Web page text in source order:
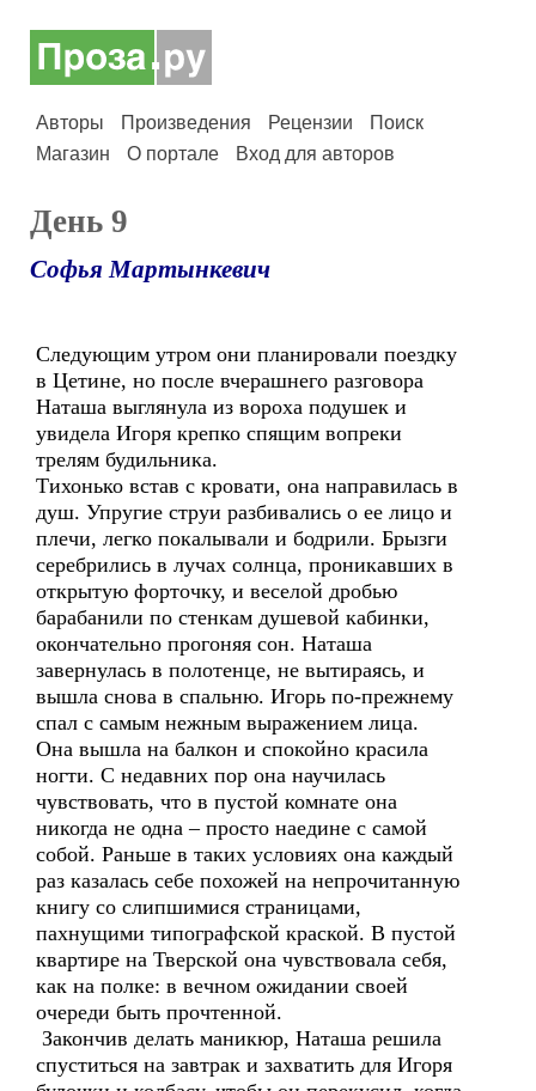
Авторы Произведения Рецензии
Поиск
Магазин
О портале Вход для авторов
День 9
Софья Мартынкевич
Следующим утром они планировали поездку
в Цетине, но после вчерашнего разговора
Наташа выглянула из вороха подушек и
увидела Игоря крепко спящим вопреки
трелям будильника.
Тихонько встав с кровати, она направилась в
душ. Упругие струи разбивались о ее лицо и
плечи, легко покалывали и бодрили. Брызги
серебрились в лучах солнца, проникавших в
открытую форточку, и веселой дробью
барабанили по стенкам душевой кабинки,
окончательно прогоняя сон. Наташа
завернулась в полотенце, не вытираясь, и
вышла снова в спальню. Игорь по-прежнему
спал с самым нежным выражением лица.
Она вышла на балкон и спокойно красила
ногти. С недавних пор она научилась
чувствовать, что в пустой комнате она
никогда не одна – просто наедине с самой
собой. Раньше в таких условиях она каждый
раз казалась себе похожей на непрочитанную
книгу со слипшимися страницами,
пахнущими типографской краской. В пустой
квартире на Тверской она чувствовала себя,
как на полке: в вечном ожидании своей
очереди быть прочтенной.
Закончив делать маникюр, Наташа решила
спуститься на завтрак и захватить для Игоря